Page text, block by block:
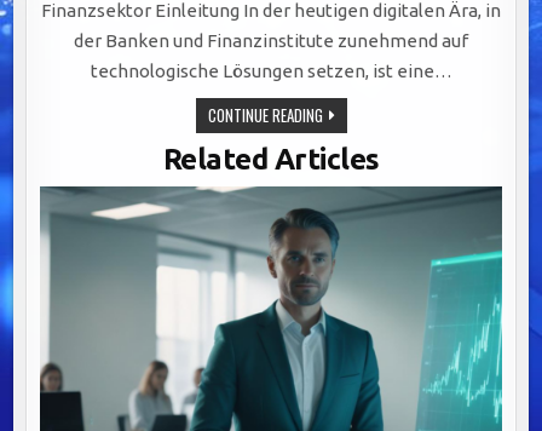
Finanzsektor Einleitung In der heutigen digitalen Ära, in
der Banken und Finanzinstitute zunehmend auf
technologische Lösungen setzen, ist eine…
CONTINUE READINGERFOLGREICHE
DATENMIGRATION
IM
FINANZSEKTOR:
STRATEGIEN
UND
HERAUSFORDERUNGEN
MEISTERN
Related Articles